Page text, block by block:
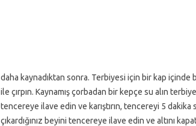
daha kaynadıktan sonra. Terbiyesi için bir kap içinde
ile çırpın. Kaynamış çorbadan bir kepçe su alın
tencereye ilave edin ve karıştırın, tencereyi 5
çıkardığınız beyini tencereye ilave edin ve altını